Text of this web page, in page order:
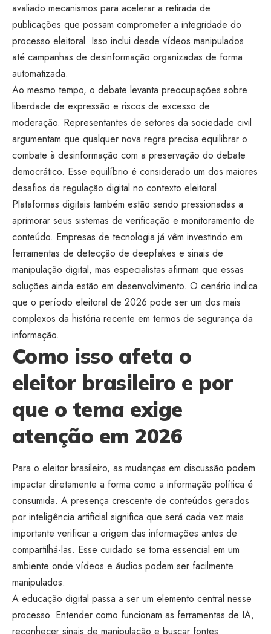
avaliado mecanismos para acelerar a retirada de
publicações que possam comprometer a integridade do
processo eleitoral. Isso inclui desde vídeos manipulados
até campanhas de desinformação organizadas de forma
automatizada.
Ao mesmo tempo, o debate levanta preocupações sobre
liberdade de expressão e riscos de excesso de
moderação. Representantes de setores da sociedade civil
argumentam que qualquer nova regra precisa equilibrar o
combate à desinformação com a preservação do debate
democrático. Esse equilíbrio é considerado um dos maiores
desafios da regulação digital no contexto eleitoral.
Plataformas digitais também estão sendo pressionadas a
aprimorar seus sistemas de verificação e monitoramento de
conteúdo. Empresas de tecnologia já vêm investindo em
ferramentas de detecção de deepfakes e sinais de
manipulação digital, mas especialistas afirmam que essas
soluções ainda estão em desenvolvimento. O cenário indica
que o período eleitoral de 2026 pode ser um dos mais
complexos da história recente em termos de segurança da
informação.
Como isso afeta o
eleitor brasileiro e por
que o tema exige
atenção em 2026
Para o eleitor brasileiro, as mudanças em discussão podem
impactar diretamente a forma como a informação política é
consumida. A presença crescente de conteúdos gerados
por inteligência artificial significa que será cada vez mais
importante verificar a origem das informações antes de
compartilhá-las. Esse cuidado se torna essencial em um
ambiente onde vídeos e áudios podem ser facilmente
manipulados.
A educação digital passa a ser um elemento central nesse
processo. Entender como funcionam as ferramentas de IA,
reconhecer sinais de manipulação e buscar fontes